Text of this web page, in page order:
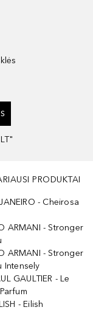
PRODUKTAI
- Cheirosa
ARMANI - Stronger
ARMANI - Stronger
Intensely
GAULTIER - Le
- Eilish